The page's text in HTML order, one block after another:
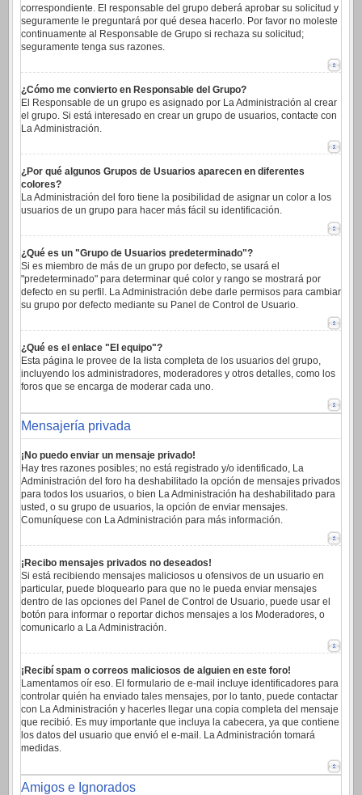
correspondiente. El responsable del grupo deberá aprobar su solicitud y
seguramente le preguntará por qué desea hacerlo. Por favor no moleste
continuamente al Responsable de Grupo si rechaza su solicitud;
seguramente tenga sus razones.
¿Cómo me convierto en Responsable del Grupo?
El Responsable de un grupo es asignado por La Administración al crear
el grupo. Si está interesado en crear un grupo de usuarios, contacte con
La Administración.
¿Por qué algunos Grupos de Usuarios aparecen en diferentes
colores?
La Administración del foro tiene la posibilidad de asignar un color a los
usuarios de un grupo para hacer más fácil su identificación.
¿Qué es un "Grupo de Usuarios predeterminado"?
Si es miembro de más de un grupo por defecto, se usará el
"predeterminado" para determinar qué color y rango se mostrará por
defecto en su perfil. La Administración debe darle permisos para cambiar
su grupo por defecto mediante su Panel de Control de Usuario.
¿Qué es el enlace "El equipo"?
Esta página le provee de la lista completa de los usuarios del grupo,
incluyendo los administradores, moderadores y otros detalles, como los
foros que se encarga de moderar cada uno.
Mensajería privada
¡No puedo enviar un mensaje privado!
Hay tres razones posibles; no está registrado y/o identificado, La
Administración del foro ha deshabilitado la opción de mensajes privados
para todos los usuarios, o bien La Administración ha deshabilitado para
usted, o su grupo de usuarios, la opción de enviar mensajes.
Comuníquese con La Administración para más información.
¡Recibo mensajes privados no deseados!
Si está recibiendo mensajes maliciosos u ofensivos de un usuario en
particular, puede bloquearlo para que no le pueda enviar mensajes
dentro de las opciones del Panel de Control de Usuario, puede usar el
botón para informar o reportar dichos mensajes a los Moderadores, o
comunicarlo a La Administración.
¡Recibí spam o correos maliciosos de alguien en este foro!
Lamentamos oír eso. El formulario de e-mail incluye identificadores para
controlar quién ha enviado tales mensajes, por lo tanto, puede contactar
con La Administración y hacerles llegar una copia completa del mensaje
que recibió. Es muy importante que incluya la cabecera, ya que contiene
los datos del usuario que envió el e-mail. La Administración tomará
medidas.
Amigos e Ignorados